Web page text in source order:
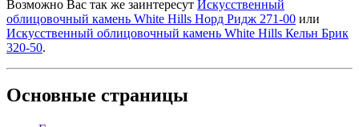
Возможно Вас так же заинтересут Искусственный
облицовочный камень White Hills Норд Ридж 271-00 или
Искусственный облицовочный камень White Hills Кельн Брик
320-50.
Основные страницы